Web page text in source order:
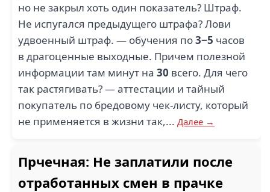
но не закрыл хоть один показатель? Штраф.
Не испугался предыдущего штрафа? Лови
удвоенный штраф. — обучения по3−5 часов
в драгоценные выходные. Причем полезной
информации там минут на 30 всего. Для чего
так растягивать? — аттестации и тайный
покупатель по бредовому чек-листу, который
не применяется в жизни так,... Далее →
Прчечная: Не заплатили после
отработанных смен в прачке